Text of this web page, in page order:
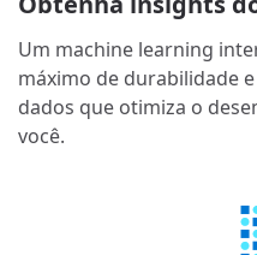
Um machine learning
máximo de durabilidade
dados que otimiza o
você.